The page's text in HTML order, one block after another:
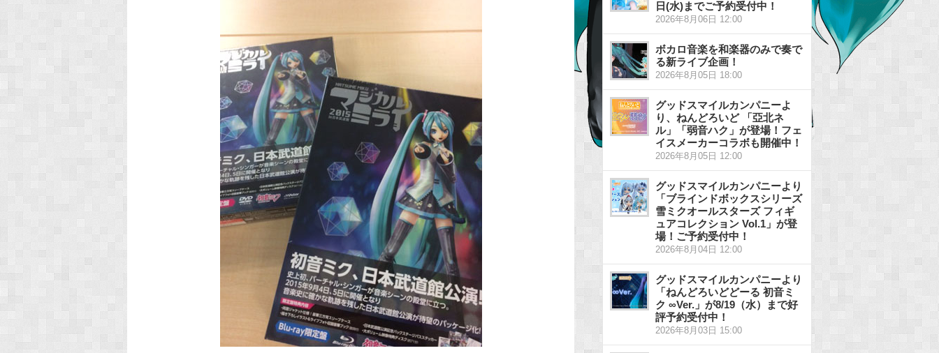
日(水)までご予約受付中！
2026年8月06日 12:00
ボカロ音楽を和楽器のみで奏で
る新ライブ企画！
2026年8月05日 18:00
グッドスマイルカンパニーよ
り、ねんどろいど 「亞北ネ
ル」「弱音ハク」が登場！フェ
イスメーカーコラボも開催中！
2026年8月05日 12:00
グッドスマイルカンパニーより
「ブラインドボックスシリーズ
雪ミクオールスターズ フィギ
ュアコレクション Vol.1」が登
場！ご予約受付中！
2026年8月04日 12:00
グッドスマイルカンパニーより
「ねんどろいどどーる 初音ミ
ク ∞Ver.」が8/19（水）まで好
評予約受付中！
2026年8月03日 15:00